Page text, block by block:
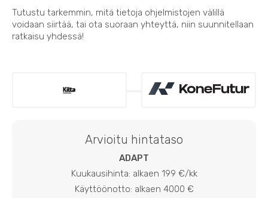
Tutustu tarkemmin, mitä tietoja ohjelmistojen välillä
voidaan siirtää, tai ota suoraan yhteyttä, niin suunnitellaan
ratkaisu yhdessä!
Arvioitu hintataso
ADAPT
Kuukausihinta: alkaen 199 €/kk
Käyttöönotto: alkaen 4000 €